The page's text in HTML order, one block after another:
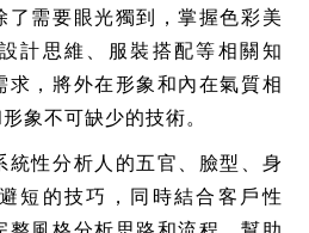
了需要眼光獨到，掌握色彩美
計思維、服裝搭配等相關知
求，將外在形象和內在氣質相
象不可缺少的技術。
統性分析人的五官、臉型、身
短的技巧，同時結合客戶性